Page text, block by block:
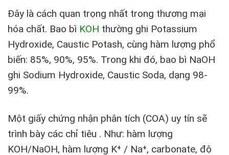
Đây là cách quan trọng nhất trong thương mại
hóa chất. Bao bì KOH thường ghi Potassium
Hydroxide, Caustic Potash, cùng hàm lượng phổ
biến: 85%, 90%, 95%. Trong khi đó, bao bì NaOH
ghi Sodium Hydroxide, Caustic Soda, dạng 98-
99%.
Một giấy chứng nhận phân tích (COA) uy tín sẽ
trình bày các chỉ tiêu . Như: hàm lượng
KOH/NaOH, hàm lượng K⁺ / Na⁺, carbonate, độ